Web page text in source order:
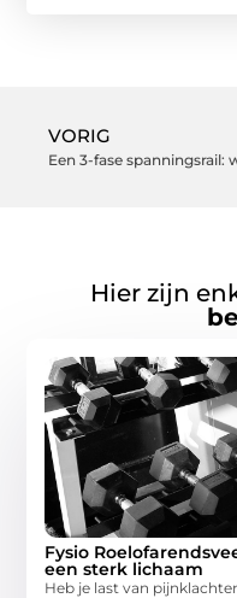
VORIG
Hier zijn
Fysio
een sterk lichaam
Heb je last van